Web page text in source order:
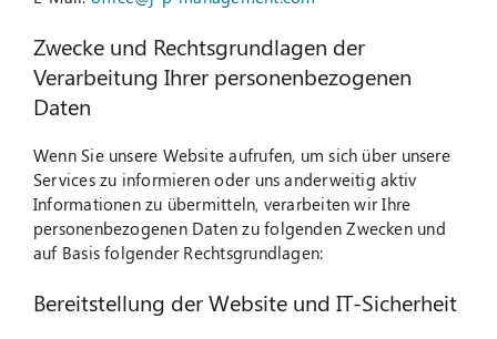
Zwecke und Rechtsgrundlagen der
Verarbeitung Ihrer personenbezogenen
Daten
Wenn Sie unsere Website aufrufen, um sich über unsere
Services zu informieren oder uns anderweitig aktiv
Informationen zu übermitteln, verarbeiten wir Ihre
personenbezogenen Daten zu folgenden Zwecken und
auf Basis folgender Rechtsgrundlagen:
Bereitstellung der Website und IT-Sicherheit